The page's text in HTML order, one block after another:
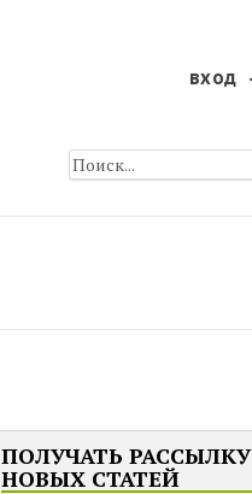
вход
ПОЛУЧАТЬ РАССЫЛКУ
НОВЫХ СТАТЕЙ